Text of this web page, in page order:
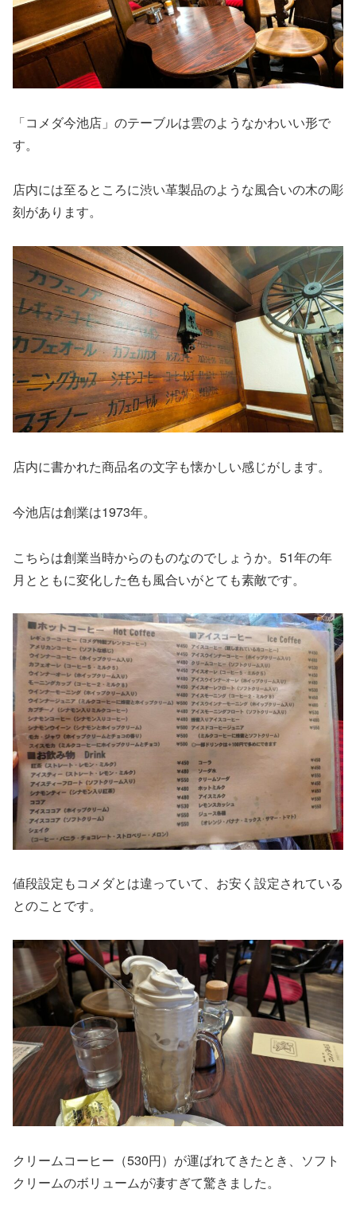
「コメダ今池店」のテーブルは雲のようなかわいい形で
す。
店内には至るところに渋い革製品のような風合いの木の彫
刻があります。
店内に書かれた商品名の文字も懐かしい感じがします。
今池店は創業は1973年。
こちらは創業当時からのものなのでしょうか。51年の年
月とともに変化した色も風合いがとても素敵です。
値段設定もコメダとは違っていて、お安く設定されている
とのことです。
クリームコーヒー（530円）が運ばれてきたとき、ソフト
クリームのボリュームが凄すぎて驚きました。